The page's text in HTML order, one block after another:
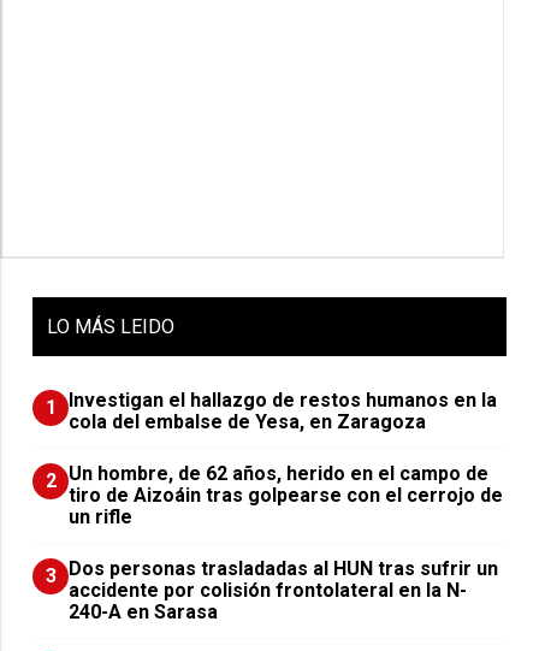
LO MÁS LEIDO
1
Investigan el hallazgo de restos humanos en la
cola del embalse de Yesa, en Zaragoza
2 Un hombre, de 62 años, herido en el campo de
tiro de Aizoáin tras golpearse con el cerrojo de
un rifle
3 ​Dos personas trasladadas al HUN tras sufrir un
accidente por colisión frontolateral en la N-
240-A en Sarasa